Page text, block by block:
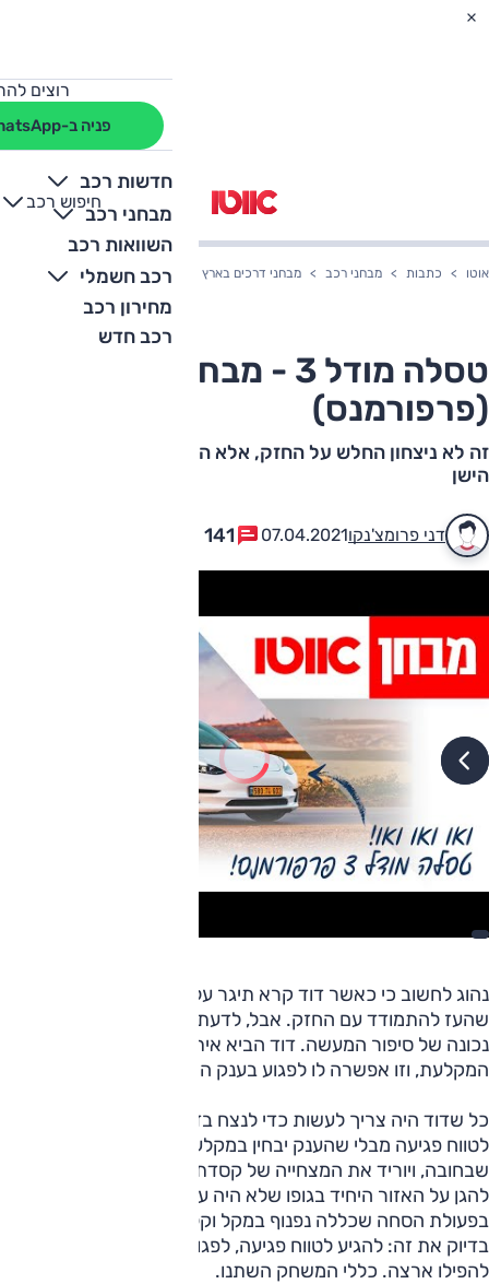
רוצים
פניה ב-WhatsApp
חדשות רכב
מבחני רכב
השוואות רכב
רכב חשמלי
מחירון רכב
רכב חדש
חיפוש רכב
+
-
אוטו כתבות מבחני רכב מבחני דרכים בארץ טסלה מודל 3 - מבחן דרכים (פרפורמנס)
טסלה מודל 3 - מבחן דרכים
(פרפורמנס)
זה לא ניצחון החלש על החזק, אלא הניצחון של החדש על
הישן
דני פרומצ'נקו07.04.2021
141
נהוג לחשוב כי כאשר דוד קרא תיגר על גוליית, היה זה החלש
שהעז להתמודד עם החזק. אבל, לדעתי לפחות, זו קריאה לא
נכונה של סיפור המעשה. דוד הביא איתו לזירה נשק חדש,
המקלעת, וזו אפשרה לו לפגוע בענק המגושם מרחוק.
כל שדוד היה צריך לעשות כדי לנצח בדו-קרב הזה, היה להגיע
לטווח פגיעה מבלי שהענק יבחין במקלעת, יבין את הסיכון
שבחובה, ויוריד את המצחייה של קסדת המתכת שאמורה הייתה
להגן על האזור היחיד בגופו שלא היה עטוי ברזל – המצח.
בפעולת הסחה שכללה נפנוף במקל וקללות, דוד הצליח לעשות
בדיוק את זה: להגיע לטווח פגיעה, לפגוע במצחו של הענק,
להפילו ארצה. כללי המשחק השתנו.